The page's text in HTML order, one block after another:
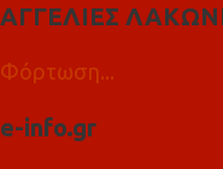
ΑΓΓΕΛΙΕΣ
Φόρτωση...
e-info.gr